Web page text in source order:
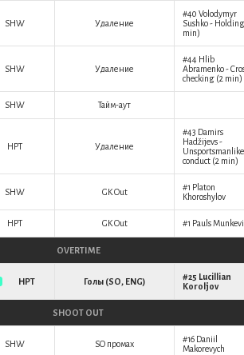
SHW Удаление
#40 Volodymyr
Sushko-
min)
SHW Удаление
#44 Hlib
Abramenko-
checking (2 min)
SHW Тайм-аут
HPT Удаление
#43 Damirs
Hadžijevs-
Unsportsmanlike
conduct (2 min)
SHW GK Out #1 Platon
Khoroshylov
HPT GK Out #1 Pauls
OVERTIME
HPT Голы (SO, ENG) #25 Lucillian
Koroljov
SHOOT OUT
SHW SO промах #16 Daniil
Makorevych